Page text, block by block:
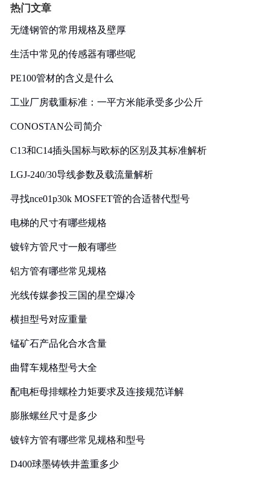
热门文章
无缝钢管的常用规格及壁厚
生活中常见的传感器有哪些呢
PE100管材的含义是什么
工业厂房载重标准：一平方米能承受多少公斤
CONOSTAN公司简介
C13和C14插头国标与欧标的区别及其标准解析
LGJ-240/30导线参数及载流量解析
寻找nce01p30k MOSFET管的合适替代型号
电梯的尺寸有哪些规格
镀锌方管尺寸一般有哪些
铝方管有哪些常见规格
光线传媒参投三国的星空爆冷
横担型号对应重量
锰矿石产品化合水含量
曲臂车规格型号大全
配电柜母排螺栓力矩要求及连接规范详解
膨胀螺丝尺寸是多少
镀锌方管有哪些常见规格和型号
D400球墨铸铁井盖重多少